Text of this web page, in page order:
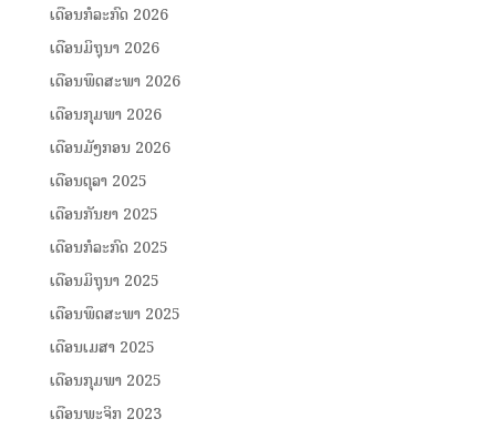
ເດືອນກໍລະກົດ 2026
ເດືອນມິຖຸນາ 2026
ເດືອນພຶດສະພາ 2026
ເດືອນກຸມພາ 2026
ເດືອນມັງກອນ 2026
ເດືອນຕຸລາ 2025
ເດືອນກັນຍາ 2025
ເດືອນກໍລະກົດ 2025
ເດືອນມິຖຸນາ 2025
ເດືອນພຶດສະພາ 2025
ເດືອນເມສາ 2025
ເດືອນກຸມພາ 2025
ເດືອນພະຈິກ 2023